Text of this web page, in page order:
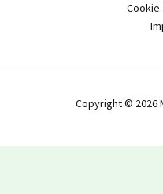
Copyright © 2026